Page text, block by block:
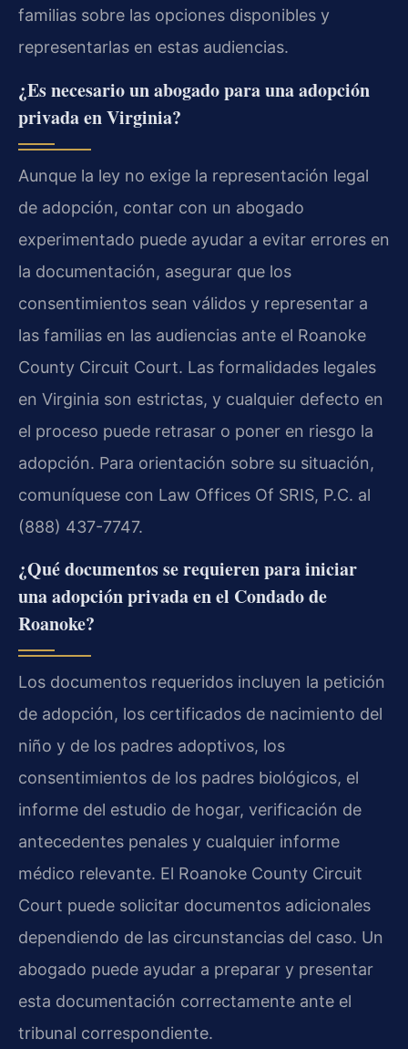
familias sobre las opciones disponibles y
representarlas en estas audiencias.
¿Es necesario un abogado para una adopción
privada en Virginia?
Aunque la ley no exige la representación legal
de adopción, contar con un abogado
experimentado puede ayudar a evitar errores en
la documentación, asegurar que los
consentimientos sean válidos y representar a
las familias en las audiencias ante el Roanoke
County Circuit Court. Las formalidades legales
en Virginia son estrictas, y cualquier defecto en
el proceso puede retrasar o poner en riesgo la
adopción. Para orientación sobre su situación,
comuníquese con Law Offices Of SRIS, P.C. al
(888) 437-7747.
¿Qué documentos se requieren para iniciar
una adopción privada en el Condado de
Roanoke?
Los documentos requeridos incluyen la petición
de adopción, los certificados de nacimiento del
niño y de los padres adoptivos, los
consentimientos de los padres biológicos, el
informe del estudio de hogar, verificación de
antecedentes penales y cualquier informe
médico relevante. El Roanoke County Circuit
Court puede solicitar documentos adicionales
dependiendo de las circunstancias del caso. Un
abogado puede ayudar a preparar y presentar
esta documentación correctamente ante el
tribunal correspondiente.